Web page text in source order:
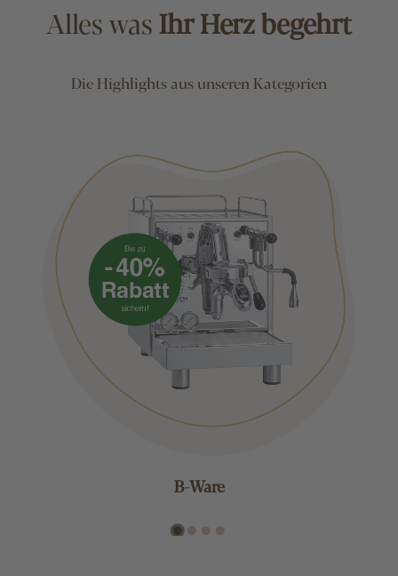
Alles wasIhr Herz begehrt
Die Highlights aus unseren Kategorien
B-Ware